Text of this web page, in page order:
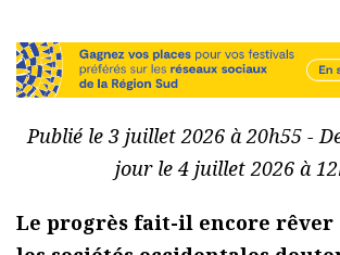
Publié le 3 juillet 2026 à 20h55 -
jour le 4 juillet 2026 à
Le progrès fait-il encore rêver